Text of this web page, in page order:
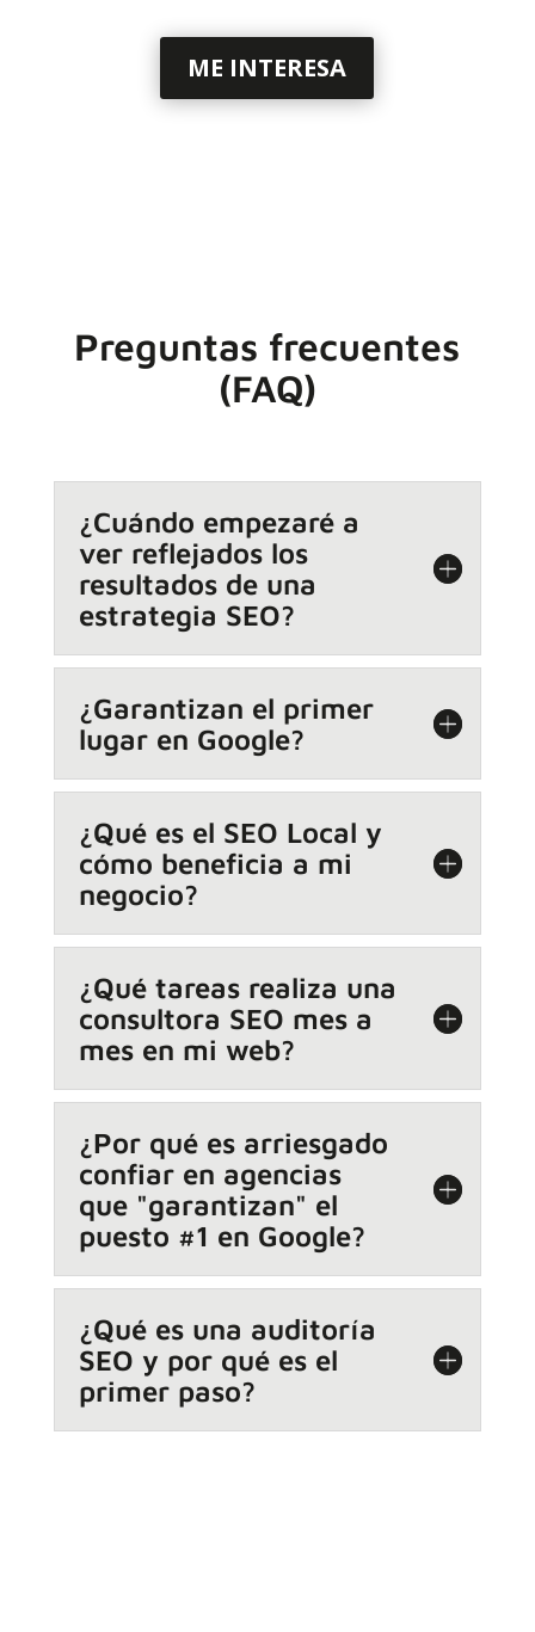
ME INTERESA
Preguntas frecuentes
(FAQ)
¿Cuándo empezaré a
ver reflejados los
resultados de una
estrategia SEO?
¿Garantizan el primer
lugar en Google?
¿Qué es el SEO Local y
cómo beneficia a mi
negocio?
¿Qué tareas realiza una
consultora SEO mes a
mes en mi web?
¿Por qué es arriesgado
confiar en agencias
que "garantizan" el
puesto #1 en Google?
¿Qué es una auditoría
SEO y por qué es el
primer paso?